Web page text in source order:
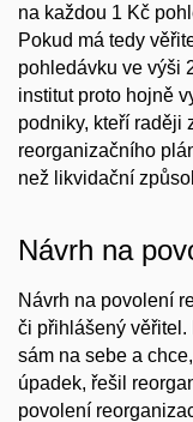
na každou 1 Kč
Pokud má tedy
pohledávku ve výši
institut proto hojně
podniky, kteří raději
reorganizačního
než likvidační
Návrh na
Návrh na povolení
či přihlášený
sám na sebe a
úpadek, řešil
povolení